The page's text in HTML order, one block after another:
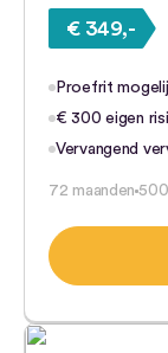
€ 349,-
Proefrit
€ 300 eigen
Vervangend
72 maanden